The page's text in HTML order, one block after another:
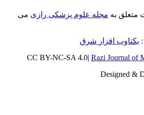
بهمجله علوم پزشکی رازی می
افزار شرق
Razi Journal
Designed